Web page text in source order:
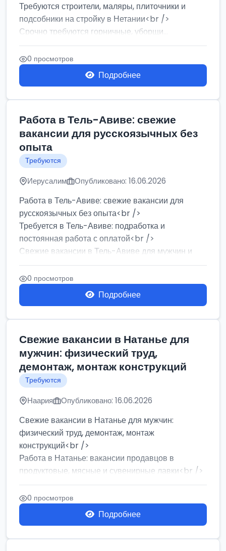
Требуются строители, маляры, плиточники и
подсобники на стройку в Нетании<br />
Срочно требуются горничные, уборщи...
0 просмотров
Подробнее
Работа в Тель-Авиве: свежие
вакансии для русскоязычных без
опыта
Требуются
Иерусалим Опубликовано: 16.06.2026
Работа в Тель-Авиве: свежие вакансии для
русскоязычных без опыта<br />
Требуется в Тель-Авиве: подработка и
постоянная работа с оплатой<br />
Свежие вакансии в Тель-Авиве для мужчин и
женщин от хозя...
0 просмотров
Подробнее
Свежие вакансии в Натанье для
мужчин: физический труд,
демонтаж, монтаж конструкций
Требуются
Наария Опубликовано: 16.06.2026
Свежие вакансии в Натанье для мужчин:
физический труд, демонтаж, монтаж
конструкций<br />
Работа в Натанье: вакансии продавцов в
продуктовые, мясные и сувенирные лавки<br />
Разнорабочий на сборку м...
0 просмотров
Подробнее